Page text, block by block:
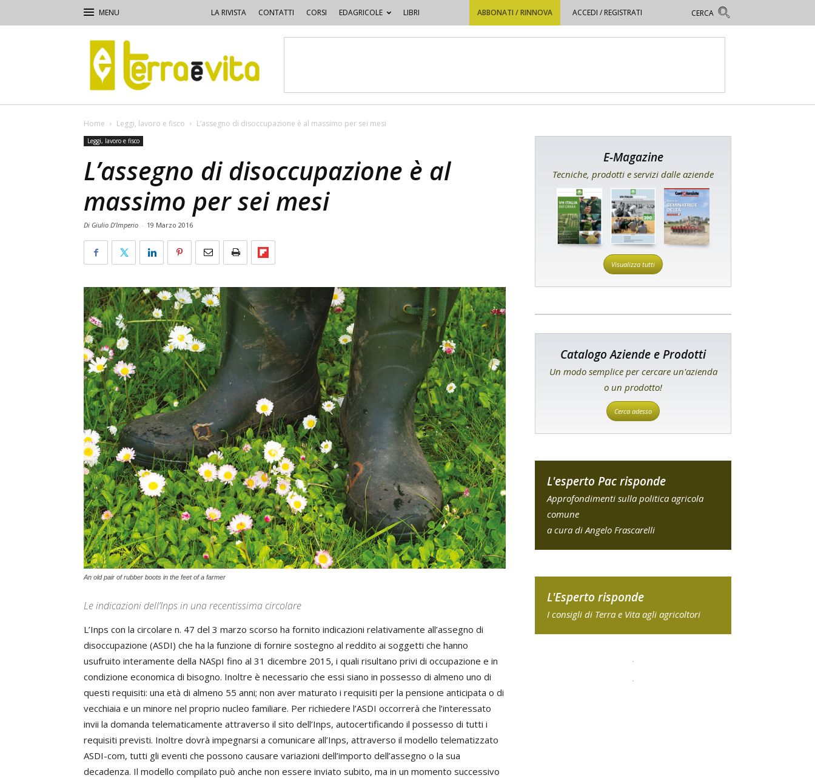
LA RIVISTA CONTATTI CORSI EDAGRICOLE LIBRI ABBONATI / RINNOVA ACCEDI / REGISTRATI
Terra
e
Vita
Home Leggi, lavoro e fisco L’assegno di disoccupazione è al massimo per sei mesi
Leggi, lavoro e fisco
L’assegno di disoccupazione è al
massimo per sei mesi
Di Giulio D’Imperio - 19 Marzo 2016
An old pair of rubber boots in the feet of a farmer
Le indicazioni dell’Inps in una recentissima circolare
L’Inps con la circolare n. 47 del 3 marzo scorso ha fornito indicazioni relativamente all’assegno di
disoccupazione (ASDI) che ha la funzione di fornire sostegno al reddito ai soggetti che hanno
usufruito interamente della NASpI fino al 31 dicembre 2015, i quali risultano privi di occupazione e in
condizione economica di bisogno. Inoltre è necessario che essi siano in possesso di almeno uno di
questi requisiti: una età di almeno 55 anni; non aver maturato i requisiti per la pensione anticipata o di
vecchiaia e un minore nel proprio nucleo familiare. Per richiedere l’ASDI occorrerà che l’interessato
invii la domanda telematicamente attraverso il sito dell’Inps, autocertificando il possesso di tutti i
requisiti previsti. Inoltre dovrà impegnarsi a comunicare all’Inps, attraverso il modello telematizzato
ASDI-com, tutti gli eventi che possono causare variazioni dell’importo dell’assegno o la sua
decadenza. Il modello compilato può anche non essere inviato subito, ma in un momento successivo
E-Magazine
Tecniche, prodotti e servizi dalle aziende
Visualizza tutti
Catalogo Aziende e Prodotti
Un modo semplice per cercare un'azienda
o un prodotto!
Cerca adesso
L'esperto Pac risponde
Approfondimenti sulla politica agricola
comune
a cura di Angelo Frascarelli
L'Esperto risponde
I consigli di Terra e Vita agli agricoltori